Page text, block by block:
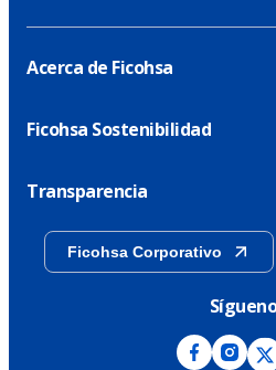
Acerca de Ficohsa
Ficohsa Sostenibilidad
Transparencia
Ficohsa Corporativo